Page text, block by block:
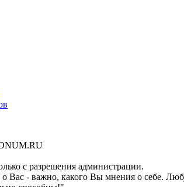
с разрешения администрации.
Вас - важно, какого Вы мнения о себе.